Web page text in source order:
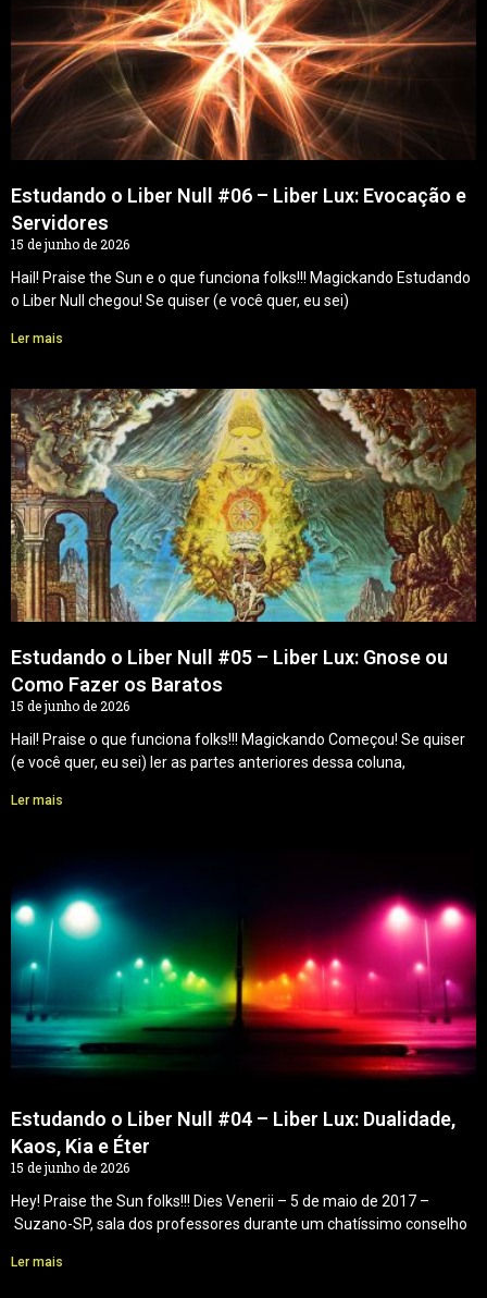
Estudando o Liber Null #06 – Liber Lux: Evocação e
Servidores
15 de junho de 2026
Hail! Praise the Sun e o que funciona folks!!! Magickando Estudando
o Liber Null chegou! Se quiser (e você quer, eu sei)
Ler mais
Estudando o Liber Null #05 – Liber Lux: Gnose ou
Como Fazer os Baratos
15 de junho de 2026
Hail! Praise o que funciona folks!!! Magickando Começou! Se quiser
(e você quer, eu sei) ler as partes anteriores dessa coluna,
Ler mais
Estudando o Liber Null #04 – Liber Lux: Dualidade,
Kaos, Kia e Éter
15 de junho de 2026
Hey! Praise the Sun folks!!! Dies Venerii – 5 de maio de 2017 –
Suzano-SP, sala dos professores durante um chatíssimo conselho
Ler mais